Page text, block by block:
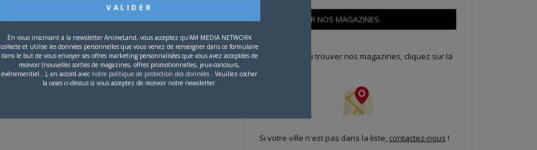
OÙ TROUVER NOS MAGAZINES
Pour savoir où trouver nos magazines, cliquez sur la
Si votre ville n'est pas dans la liste, contactez-nous !
En vous inscrivant à la newsletter AnimeLand, vous acceptez qu'AM MEDIA NETWORK
collecte et utilise les données personnelles que vous venez de renseigner dans ce formulaire
dans le but de vous envoyer ses offres marketing personnalisées que vous avez acceptées de
recevoir (nouvelles sorties de magazines, offres promotionnelles, jeux-concours,
événementiel...), en accord avec notre politique de protection des données . Veuillez cocher
la cases ci-dessus si vous acceptez de recevoir notre newsletter.